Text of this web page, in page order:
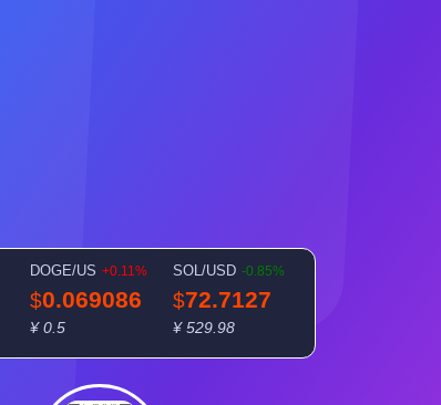
DOGE/US +0.11%
$0.069086
¥ 0.5
SOL/USD -0.85%
$72.7127
¥ 529.98